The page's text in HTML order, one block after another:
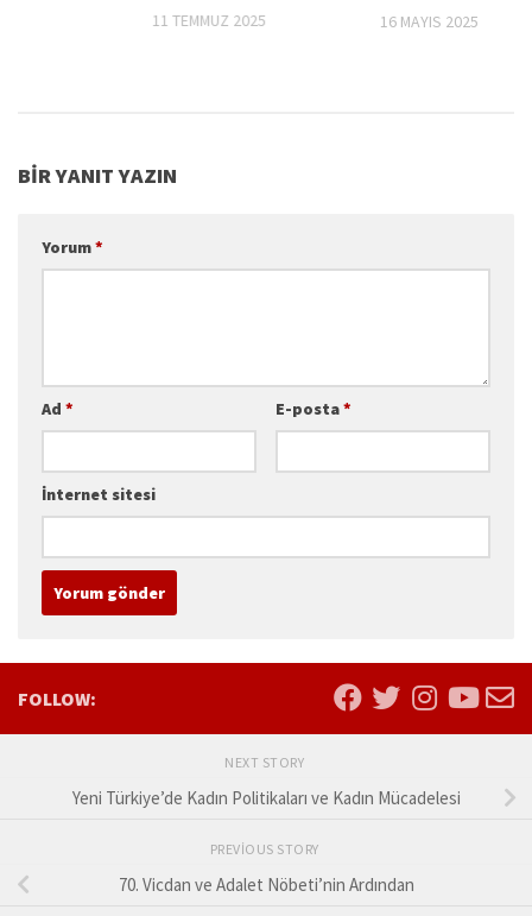
11 TEMMUZ 2025
16 MAYIS 2025
BIR YANIT YAZIN
Yorum*
Ad * E-posta*
İnternet sitesi
FOLLOW:
NEXT STORY
Yeni Türkiye’de Kadın Politikaları ve Kadın Mücadelesi
PREVIOUS STORY
70. Vicdan ve Adalet Nöbeti’nin Ardından